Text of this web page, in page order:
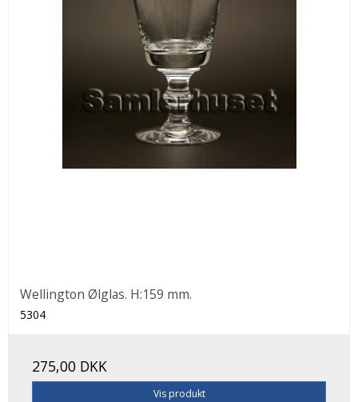
Wellington Ølglas. H:159 mm.
5304
275,00 DKK
Vis produkt